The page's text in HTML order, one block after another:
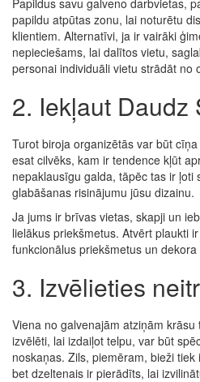
Papildus savu galveno darbvietas,
papildu atpūtas zonu, lai noturētu
klientiem. Alternatīvi, ja ir vairāki
nepieciešams, lai dalītos vietu,
personai individuāli vietu strādāt no
2. Iekļaut Daudz
Turot biroja organizētās var būt
esat cilvēks, kam ir tendence kļūt
nepaklausīgu galda, tāpēc tas ir ļoti
glabāšanas risinājumu jūsu dizainu.
Ja jums ir brīvas vietas, skapji un
lielākus priekšmetus. Atvērt plaukti
funkcionālus priekšmetus un
3. Izvēlieties
Viena no galvenajām atziņām
izvēlēti, lai izdaiļot telpu, var būt
noskaņas. Zils, piemēram, bieži
bet dzeltenais ir pierādīts, lai